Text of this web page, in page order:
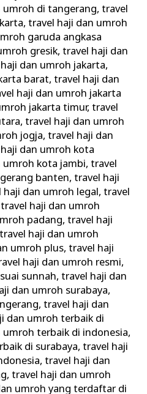
umroh di tangerang,travel
,travel haji dan umroh
garuda angkasa
gresik,travel haji dan
dan umroh jakarta,
barat,travel haji dan
haji dan umroh jakarta
jakarta timur,travel
,travel haji dan umroh
jogja,travel haji dan
dan umroh kota
umroh kota jambi,travel
banten,travel haji
haji dan umroh legal,travel
travel haji dan umroh
padang,travel haji
travel haji dan umroh
umroh plus,travel haji
haji dan umroh resmi,
sunnah,travel haji dan
dan umroh surabaya,
,travel haji dan
dan umroh terbaik di
umroh terbaik di indonesia,
di surabaya,travel haji
,travel haji dan
,travel haji dan umroh
umroh yang terdaftar di